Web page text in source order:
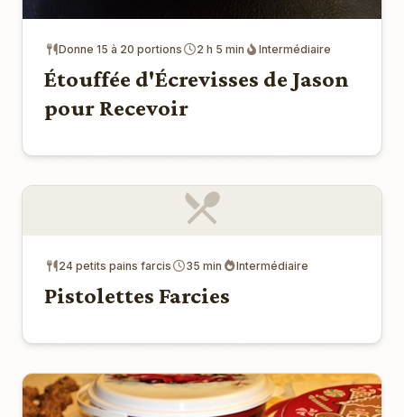
Donne 15 à 20 portions 2 h 5 min Intermédiaire
Étouffée d'Écrevisses de Jason
pour Recevoir
24 petits pains farcis 35 min Intermédiaire
Pistolettes Farcies